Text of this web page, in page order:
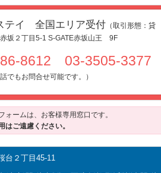
テイ 全国エリア受付（取引形態：
坂２丁目5-1 S-GATE赤坂山王 9F
8612 03-3505-3377
でもお問合せ可能です。）
ォームは、お客様専用窓口です。
はご遠慮ください。
台２丁目45-11